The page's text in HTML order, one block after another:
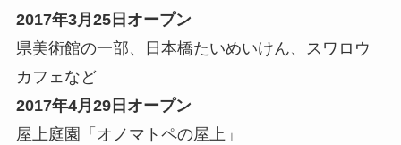
2017年3月25日オープン
県美術館の一部、日本橋たいめいけん、スワロウ
カフェなど
2017年4月29日オープン
屋上庭園「オノマトペの屋上」